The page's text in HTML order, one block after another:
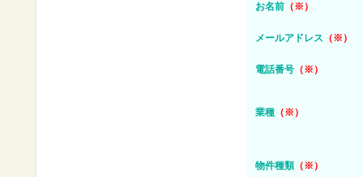
お名前 （※）
メールアドレス （※）
電話番号 （※）
業種 （※）
物件種類 （※）